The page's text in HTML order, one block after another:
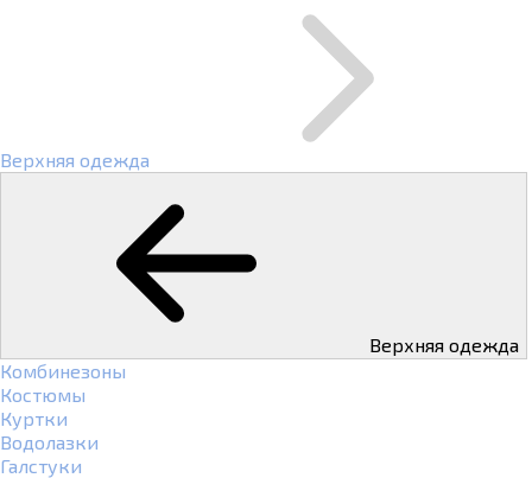
Верхняя одежда
Верхняя одежда
Комбинезоны
Костюмы
Куртки
Водолазки
Галстуки